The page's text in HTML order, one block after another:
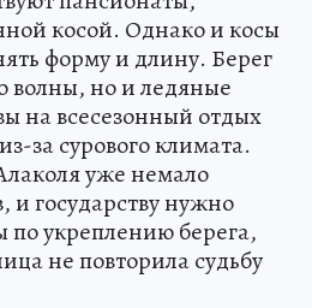
косой. Однако и косы
форму и длину. Берег
волны, но и ледяные
на всесезонный отдых
за сурового климата.
уже немало
государству нужно
по укреплению берега,
не повторила судьбу